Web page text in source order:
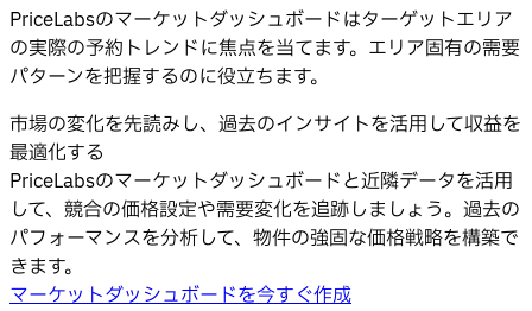
PriceLabsのマーケットダッシュボードはターゲットエリア
の実際の予約トレンドに焦点を当てます。エリア固有の需要
パターンを把握するのに役立ちます。
市場の変化を先読みし、過去のインサイトを活用して収益を
最適化する
PriceLabsのマーケットダッシュボードと近隣データを活用
して、競合の価格設定や需要変化を追跡しましょう。過去の
パフォーマンスを分析して、物件の強固な価格戦略を構築で
きます。
マーケットダッシュボードを今すぐ作成